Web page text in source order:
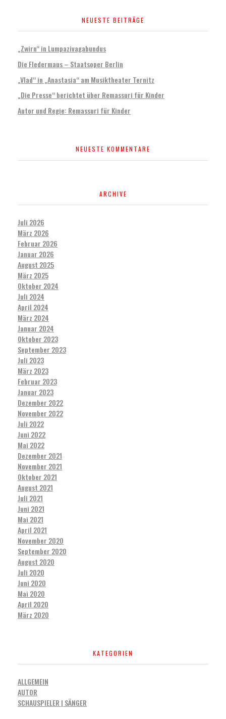
NEUESTE BEITRÄGE
„Zwirn“ in Lumpazivagabundus
Die Fledermaus – Staatsoper Berlin
„Vlad“ in „Anastasia“ am Musiktheater Ternitz
„Die Presse“ berichtet über Remassuri für Kinder
Autor und Regie: Remassuri für Kinder
NEUESTE KOMMENTARE
ARCHIVE
Juli 2026
März 2026
Februar 2026
Januar 2026
August 2025
März 2025
Oktober 2024
Juli 2024
April 2024
März 2024
Januar 2024
Oktober 2023
September 2023
Juli 2023
März 2023
Februar 2023
Januar 2023
Dezember 2022
November 2022
Juli 2022
Juni 2022
Mai 2022
Dezember 2021
November 2021
Oktober 2021
August 2021
Juli 2021
Juni 2021
Mai 2021
April 2021
November 2020
September 2020
August 2020
Juli 2020
Juni 2020
Mai 2020
April 2020
März 2020
KATEGORIEN
ALLGEMEIN
AUTOR
SCHAUSPIELER | SÄNGER